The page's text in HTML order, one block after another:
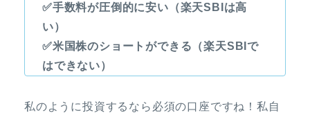
✅手数料が圧倒的に安い（楽天SBIは高
い）
✅米国株のショートができる（楽天SBIで
はできない）
私のように投資するなら必須の口座ですね！私自